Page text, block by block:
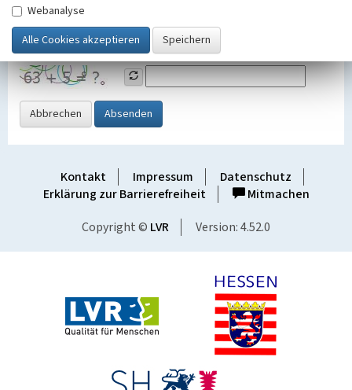
SicherheitsabfrageTragen Sie unten das Rechenergebnis aus der
Grafik ein
Abbrechen Absenden
Kontakt Impressum
Datenschutz
Erklärung zur Barrierefreiheit
Mitmachen
Copyright © LVR Version: 4.52.0
Webanalyse